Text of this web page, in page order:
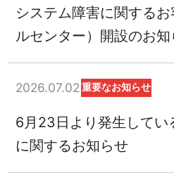
システム障害に関する
ルセンター）開設のお知
2026.07.02 重要なお知らせ
6月23日より発生してい
に関するお知らせ